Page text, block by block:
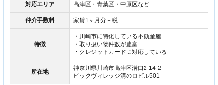
対応エリア 高津区・青葉区・中原区など
仲介手数料 家賃1ヶ月分＋税
特徴
・川崎市に特化している不動産屋
・取り扱い物件数が豊富
・クレジットカードに対応している
所在地
神奈川県川崎市高津区溝口2-14-2
ビックヴィレッジ溝のロビル501